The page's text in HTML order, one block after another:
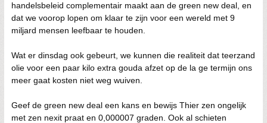
handelsbeleid complementair maakt aan de green new deal, en
dat we voorop lopen om klaar te zijn voor een wereld met 9
miljard mensen leefbaar te houden.
Wat er dinsdag ook gebeurt, we kunnen die realiteit dat teerzand
olie voor een paar kilo extra gouda afzet op de la ge termijn ons
meer gaat kosten niet weg wuiven.
Geef de green new deal een kans en bewijs Thier zen ongelijk
met zen nexit praat en 0,000007 graden. Ook al schieten